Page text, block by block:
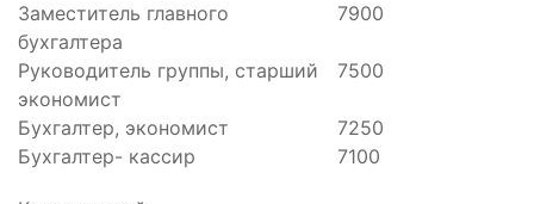
Заместитель главного
бухгалтера
7900
Руководитель группы, старший
экономист
7500
Бухгалтер, экономист
7250
Бухгалтер- кассир
7100